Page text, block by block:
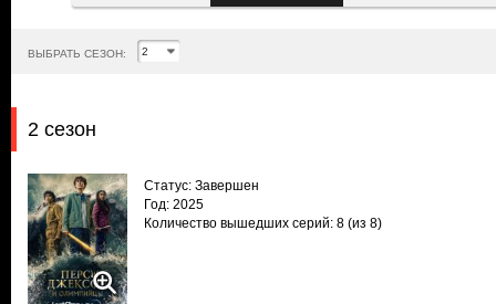
ВЫБРАТЬ СЕЗОН:
2 сезон
Статус: Завершен
Год: 2025
Количество вышедших серий: 8 (из 8)